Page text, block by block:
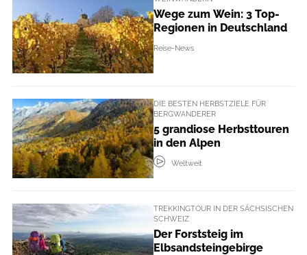
Wege zum Wein: 3 Top-
Regionen in Deutschland
Reise-News
DIE BESTEN HERBSTZIELE FÜR
BERGWANDERER
5 grandiose Herbsttouren
in den Alpen
Weltweit
TREKKINGTOUR IN DER SÄCHSISCHEN
SCHWEIZ
Der Forststeig im
Elbsandsteingebirge